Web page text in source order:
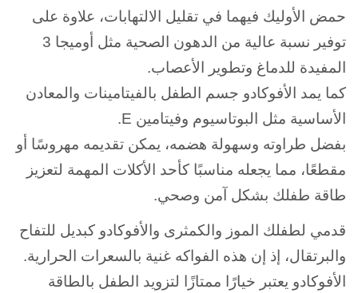
حمض الأوليك فيهما في تقليل الالتهابات، علاوة على
توفير نسبة عالية من الدهون الصحية مثل أوميجا 3
المفيدة للدماغ وتطوير الأعصاب.
كما يمد الأفوكادو جسم الطفل بالفيتامينات والمعادن
الأساسية مثل البوتاسيوم وفيتامين E.
بفضل طراوته وسهولة هضمه، يمكن تقديمه مهروسًا أو
مقطعًا، مما يجعله مناسبًا كأحد الأكلات المهمة لتعزيز
طاقة طفلك بشكل آمن وصحي.
قدمي لطفلك الموز والكمثرى والأفوكادو كبديل للتفاح
والبرتقال، إذ إن هذه الفواكه غنية بالسعرات الحرارية.
الأفوكادو يعتبر خيارًا ممتازًا لتزويد الطفل بالطاقة